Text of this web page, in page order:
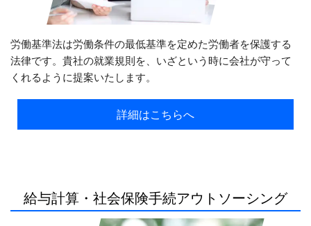
労働基準法は労働条件の最低基準を定めた労働者を保護する
法律です。貴社の就業規則を、いざという時に会社が守って
くれるように提案いたします。
詳細はこちらへ
給与計算・社会保険手続アウトソーシング